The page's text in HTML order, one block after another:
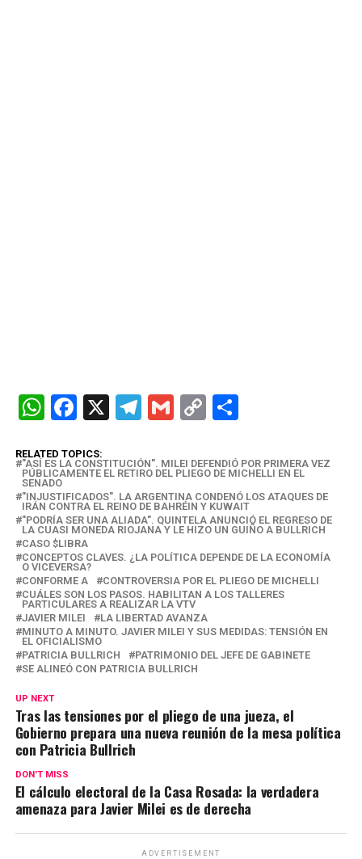
W
at
s
A
p
p
F
ce
b
o
o
k
X T
e
gr
a
m
G
ail
C
py
Li
n
k
C
m
p
ar
tir
RELATED TOPICS:
"ASÍ ES LA CONSTITUCIÓN". MILEI DEFENDIÓ POR PRIMERA VEZ
PÚBLICAMENTE EL RETIRO DEL PLIEGO DE MICHELLI EN EL
SENADO
"INJUSTIFICADOS". LA ARGENTINA CONDENÓ LOS ATAQUES DE
IRÁN CONTRA EL REINO DE BAHRÉIN Y KUWAIT
"PODRÍA SER UNA ALIADA". QUINTELA ANUNCIÓ EL REGRESO DE
LA CUASI MONEDA RIOJANA Y LE HIZO UN GUIÑO A BULLRICH
CASO $LIBRA
CONCEPTOS CLAVES. ¿LA POLÍTICA DEPENDE DE LA ECONOMÍA
O VICEVERSA?
CONFORME A
CONTROVERSIA POR EL PLIEGO DE MICHELLI
CUÁLES SON LOS PASOS. HABILITAN A LOS TALLERES
PARTICULARES A REALIZAR LA VTV
JAVIER MILEI
LA LIBERTAD AVANZA
MINUTO A MINUTO. JAVIER MILEI Y SUS MEDIDAS: TENSIÓN EN
EL OFICIALISMO
PATRICIA BULLRICH
PATRIMONIO DEL JEFE DE GABINETE
SE ALINEÓ CON PATRICIA BULLRICH
UP NEXT
Tras las tensiones por el pliego de una jueza, el
Gobierno prepara una nueva reunión de la mesa política
con Patricia Bullrich
DON'T MISS
El cálculo electoral de la Casa Rosada: la verdadera
amenaza para Javier Milei es de derecha
ADVERTISEMENT